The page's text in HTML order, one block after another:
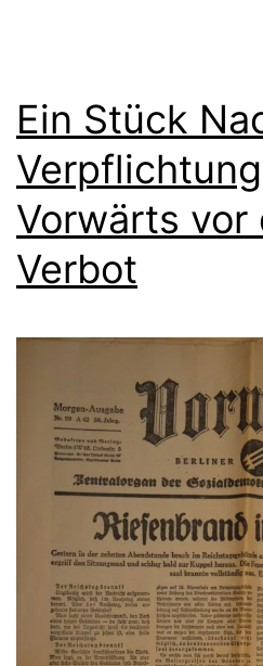
Ein Stück
Vorwärts vor
Verbot